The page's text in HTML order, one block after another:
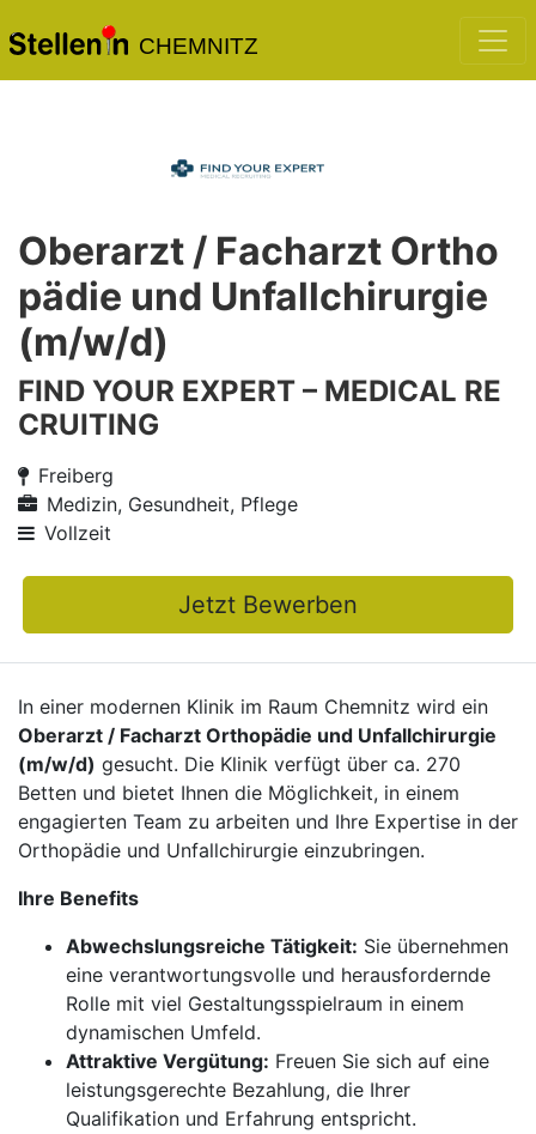
CHEMNITZ
Oberarzt / Facharzt Ortho
pädie und Unfallchirurgie
(m/w/d)
FIND YOUR EXPERT – MEDICAL RE
CRUITING
Freiberg
Medizin, Gesundheit, Pflege
Vollzeit
Jetzt Bewerben
In einer modernen Klinik im Raum Chemnitz wird ein
Oberarzt / Facharzt Orthopädie und Unfallchirurgie
(m/w/d) gesucht. Die Klinik verfügt über ca. 270
Betten und bietet Ihnen die Möglichkeit, in einem
engagierten Team zu arbeiten und Ihre Expertise in der
Orthopädie und Unfallchirurgie einzubringen.
Ihre Benefits
Abwechslungsreiche Tätigkeit: Sie übernehmen
eine verantwortungsvolle und herausfordernde
Rolle mit viel Gestaltungsspielraum in einem
dynamischen Umfeld.
Attraktive Vergütung: Freuen Sie sich auf eine
leistungsgerechte Bezahlung, die Ihrer
Qualifikation und Erfahrung entspricht.